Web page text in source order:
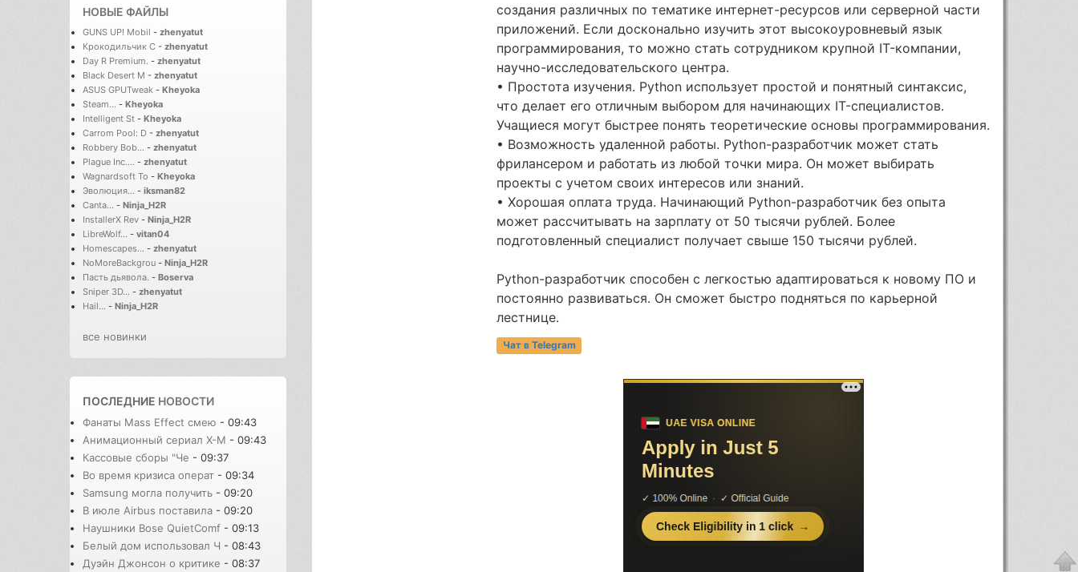
НОВЫЕ ФАЙЛЫ
GUNS UP! Mobil - zhenyatut
Крокодильчик С - zhenyatut
Day R Premium. - zhenyatut
Black Desert M - zhenyatut
ASUS GPUTweak - Kheyoka
Steam... - Kheyoka
Intelligent St - Kheyoka
Carrom Pool: D - zhenyatut
Robbery Bob... - zhenyatut
Plague Inc.... - zhenyatut
Wagnardsoft To - Kheyoka
Эволюция... - iksman82
Canta... - Ninja_H2R
InstallerX Rev - Ninja_H2R
LibreWolf... - vitan04
Homescapes... - zhenyatut
NoMoreBackgrou - Ninja_H2R
Пасть дьявола. - Boserva
Sniper 3D... - zhenyatut
Hail... - Ninja_H2R
все новинки
ПОСЛЕДНИЕ НОВОСТИ
Фанаты Mass Effect смею - 09:43
Анимационный сериал X-M - 09:43
Кассовые сборы "Че - 09:37
Во время кризиса операт - 09:34
Samsung могла получить - 09:20
В июле Airbus поставила - 09:20
Наушники Bose QuietComf - 09:13
Белый дом использовал Ч - 08:43
Дуэйн Джонсон о критике - 08:37
создания различных по тематике интернет-ресурсов или серверной части
приложений. Если досконально изучить этот высокоуровневый язык
программирования, то можно стать сотрудником крупной IT-компании,
научно-исследовательского центра.
• Простота изучения. Python использует простой и понятный синтаксис,
что делает его отличным выбором для начинающих IT-специалистов.
Учащиеся могут быстрее понять теоретические основы программирования.
• Возможность удаленной работы. Python-разработчик может стать
фрилансером и работать из любой точки мира. Он может выбирать
проекты с учетом своих интересов или знаний.
• Хорошая оплата труда. Начинающий Python-разработчик без опыта
может рассчитывать на зарплату от 50 тысячи рублей. Более
подготовленный специалист получает свыше 150 тысячи рублей.
Python-разработчик способен с легкостью адаптироваться к новому ПО и
постоянно развиваться. Он сможет быстро подняться по карьерной
лестнице.
Чат в Telegram